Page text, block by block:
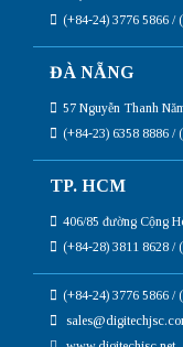
(+84-24) 3776 5866 /
ĐÀ NẴNG
57 Nguyễn Thanh
(+84-23) 6358 8886 /
TP. HCM
406/85 đường Cộng
(+84-28) 3811 8628 /
(+84-24) 3776 5866 /